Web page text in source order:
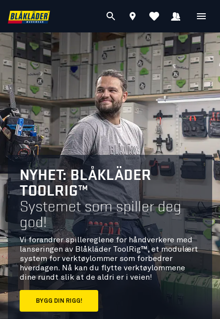
NYHET: BLÅKLÄDER
TOOLRIG™
Systemet som spiller deg
god!
Vi forandrer spillereglene for håndverkere med
lanseringen av Blåkläder ToolRig™, et modulært
system for verktøylommer som forbedrer
hverdagen. Nå kan du flytte verktøylommene
dine rundt slik at de aldri er i veien!
BYGG DIN RIGG!